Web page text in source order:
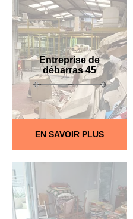
Entreprise de
débarras 45
EN SAVOIR PLUS